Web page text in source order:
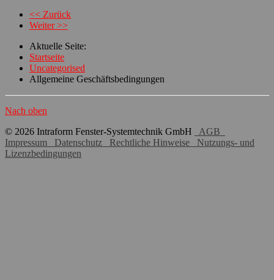
<< Zurück
Weiter >>
Aktuelle Seite:
Startseite
Uncategorised
Allgemeine Geschäftsbedingungen
Nach oben
© 2026 Intraform Fenster-Systemtechnik GmbH
AGB
Impressum
Datenschutz Rechtliche Hinweise
Nutzungs- und
Lizenzbedingungen